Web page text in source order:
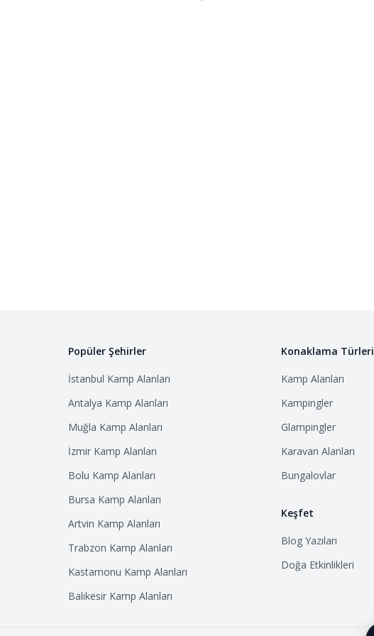
Popüler Şehirler
İstanbul Kamp Alanları
Antalya Kamp Alanları
Muğla Kamp Alanları
İzmir Kamp Alanları
Bolu Kamp Alanları
Bursa Kamp Alanları
Artvin Kamp Alanları
Trabzon Kamp Alanları
Kastamonu Kamp Alanları
Balıkesir Kamp Alanları
Konaklama Türleri
Kamp Alanları
Kampingler
Glampingler
Karavan Alanları
Bungalovlar
Keşfet
Blog Yazıları
Doğa Etkinlikleri